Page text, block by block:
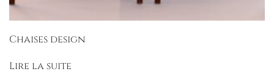
Chaises design
Lire la suite